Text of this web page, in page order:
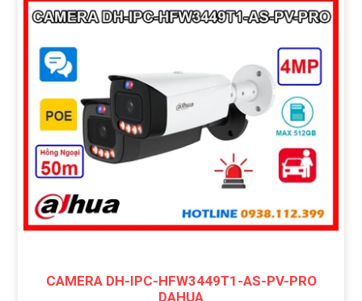
CAMERA DH-IPC-HFW3449T1-AS-PV-PRO
DAHUA